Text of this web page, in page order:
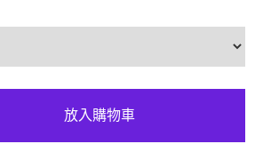
放入購物車